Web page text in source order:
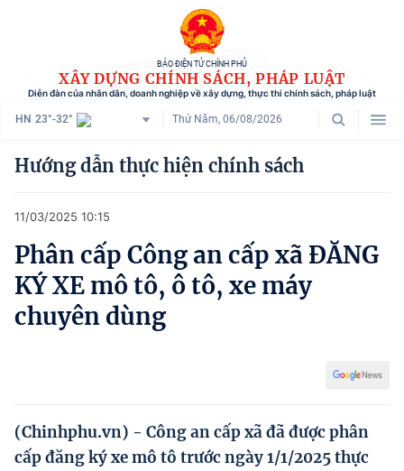
BÁO ĐIỆN TỬ CHÍNH PHỦ
XÂY DỰNG CHÍNH SÁCH, PHÁP LUẬT
Diễn đàn của nhân dân, doanh nghiệp về xây dựng, thực thi chính sách, pháp luật
HN 23°-32° Thứ Năm, 06/08/2026
Danh mục
Tham vấn chính sách
Người dân góp ý
Phát triển kinh tế tư nhân và doanh nghiệp dân tộc
Hướng dẫn thực hiện chính sách
11/03/2025 10:15
Phân cấp Công an cấp xã ĐĂNG
KÝ XE mô tô, ô tô, xe máy
chuyên dùng
(Chinhphu.vn) - Công an cấp xã đã được phân
cấp đăng ký xe mô tô trước ngày 1/1/2025 thực